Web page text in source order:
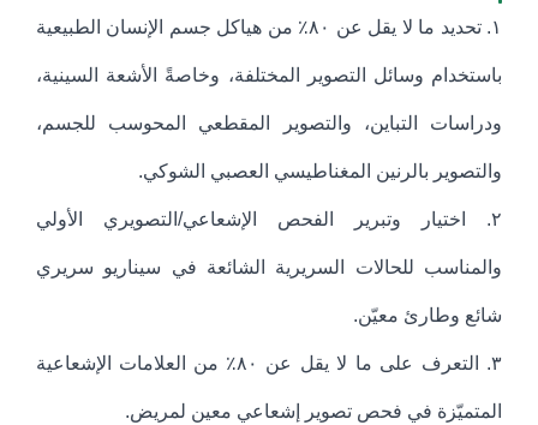
١. تحديد ما لا يقل عن ٨٠٪ من هياكل جسم الإنسان الطبيعية
باستخدام وسائل التصوير المختلفة، وخاصةً الأشعة السينية،
ودراسات التباين، والتصوير المقطعي المحوسب للجسم،
والتصوير بالرنين المغناطيسي العصبي الشوكي.
٢. اختيار وتبرير الفحص الإشعاعي/التصويري الأولي
والمناسب للحالات السريرية الشائعة في سيناريو سريري
شائع وطارئ معيّن.
٣. التعرف على ما لا يقل عن ٨٠٪ من العلامات الإشعاعية
المتميّزة في فحص تصوير إشعاعي معين لمريض.